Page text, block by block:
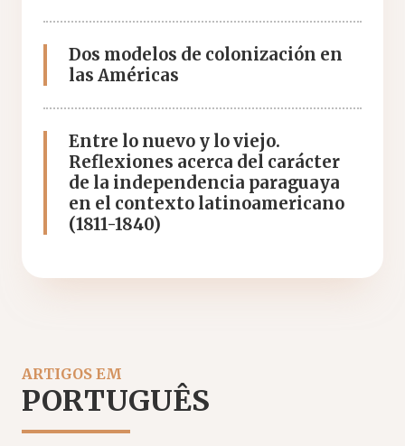
Dos modelos de colonización en
las Américas
Entre lo nuevo y lo viejo.
Reflexiones acerca del carácter
de la independencia paraguaya
en el contexto latinoamericano
(1811-1840)
ARTIGOS EM
PORTUGUÊS